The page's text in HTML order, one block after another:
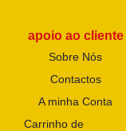
apoio ao cliente
Sobre Nós
Contactos
A minha Conta
Carrinho de